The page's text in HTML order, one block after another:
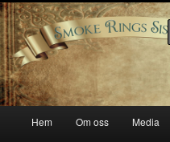
Hoppa
till
primärt
innehåll
Hoppa
till
sekundärt
innehållSmoke Rings
Smoke Rings Sisters
Hem Om oss Media